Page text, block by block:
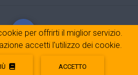
2020 Copyright:belpatt.fr
per offrirti il ​​miglior servizio.
accetti l'utilizzo dei cookie.
ACCETTO